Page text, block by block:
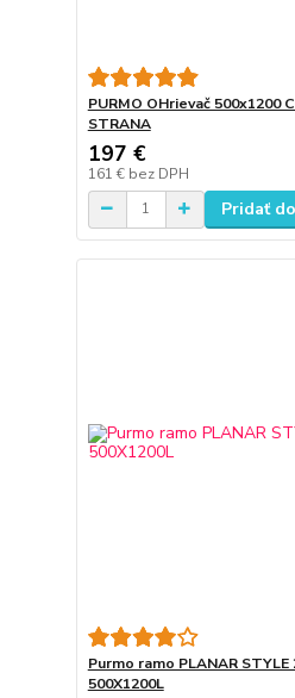
PURMO OHrievač 500x1200
STRANA
197 €
161 € bez DPH
Pridať
Purmo ramo PLANAR STYLE
500X1200L